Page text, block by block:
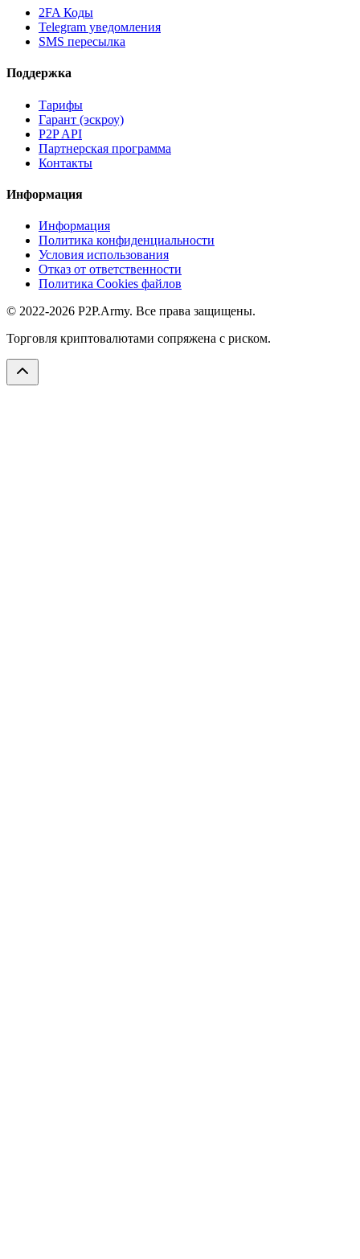
2FA Коды
Telegram уведомления
SMS пересылка
Поддержка
Тарифы
Гарант (эскроу)
P2P API
Партнерская программа
Контакты
Информация
Информация
Политика конфиденциальности
Условия использования
Отказ от ответственности
Политика Cookies файлов
© 2022-2026 P2P.Army. Все права защищены.
Торговля криптовалютами сопряжена с риском.